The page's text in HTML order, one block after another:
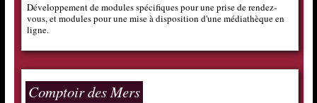
Développement de modules spécifiques pour une prise de rendez-
vous, et modules pour une mise à disposition d'une médiathèque en
ligne.
Comptoir des Mers